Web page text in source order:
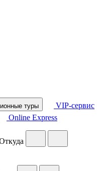
туры
VIP-сервис
Online Express